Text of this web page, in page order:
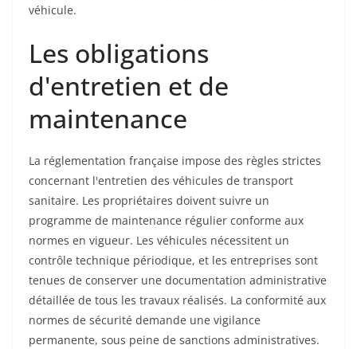
véhicule.
Les obligations
d'entretien et de
maintenance
La réglementation française impose des règles strictes
concernant l'entretien des véhicules de transport
sanitaire. Les propriétaires doivent suivre un
programme de maintenance régulier conforme aux
normes en vigueur. Les véhicules nécessitent un
contrôle technique périodique, et les entreprises sont
tenues de conserver une documentation administrative
détaillée de tous les travaux réalisés. La conformité aux
normes de sécurité demande une vigilance
permanente, sous peine de sanctions administratives.